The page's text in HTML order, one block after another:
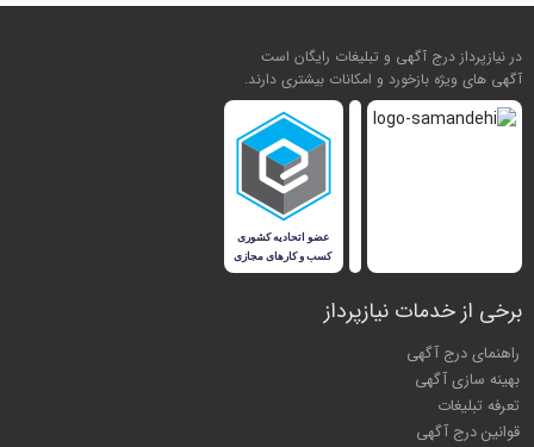
در نیازپرداز درج آگهی و تبلیغات رایگان است
آگهی های ویژه بازخورد و امکانات بیشتری دارند.
برخی از خدمات نیازپرداز
راهنمای درج آگهی
بهینه سازی آگهی
تعرفه تبلیغات
قوانین درج آگهی